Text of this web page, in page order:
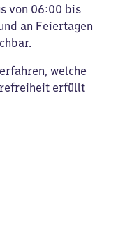
von 06:00 bis
an Feiertagen
welche
erfüllt